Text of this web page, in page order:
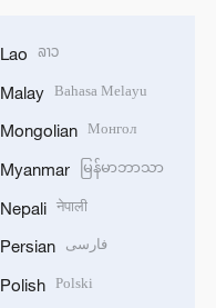
Lao ລາວ
Malay Bahasa Melayu
Mongolian Монгол
Myanmar မြန်မာဘာသာ
Nepali नेपाली
Persian فارسی
Polish Polski